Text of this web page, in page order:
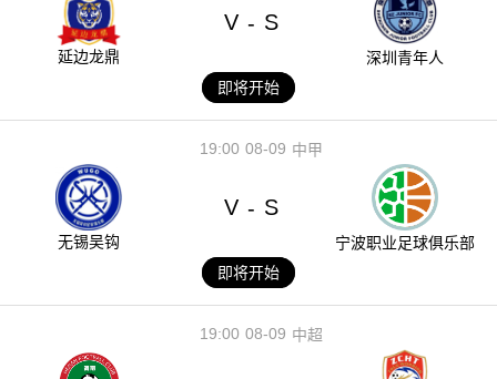
延边龙鼎
V - S
深圳青年人
即将开始
08-09
19:00 中甲
无锡吴钩
V - S
宁波职业足球俱乐部
即将开始
08-09
19:00 中超